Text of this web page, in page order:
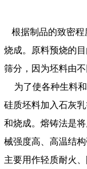
根据制品的致密
烧成。原料预烧的
筛分，因为坯料由
为了使各种生料和
硅质坯料加入石灰
和烧成。熔铸法是
械强度高、高温结
主要用作轻质耐火